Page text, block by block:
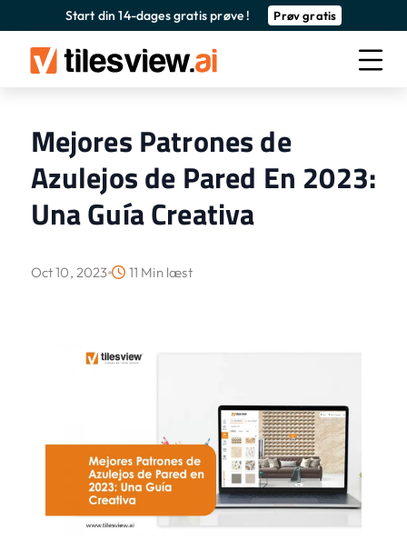
Start din 14-dages gratis prøve ! Prøv gratis
Mejores Patrones de
Azulejos de Pared En 2023:
Una Guía Creativa
Oct 10, 2023 11 Min læst